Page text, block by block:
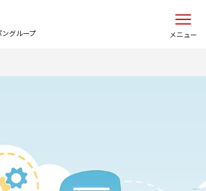
グループ メニュー